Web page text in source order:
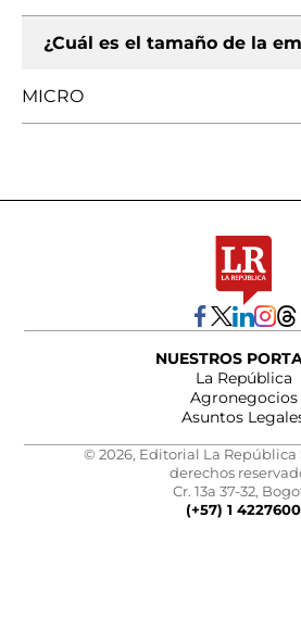
¿Cuál es el tamaño de la
MICRO
NUESTROS
La República
Agronegocios
Asuntos
© 2026, Editorial La República
derechos
Cr. 13a 37-32,
(+57) 1 4227600